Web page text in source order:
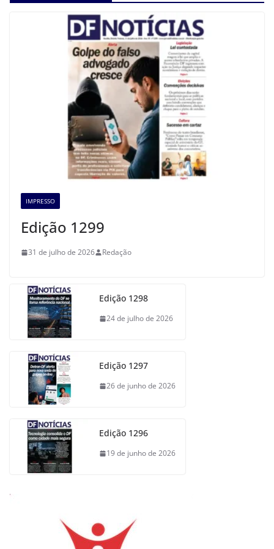
IMPRESSO
Edição 1299
31 de julho de 2026 Redação
Edição 1298
24 de julho de 2026
Edição 1297
26 de junho de 2026
Edição 1296
19 de junho de 2026